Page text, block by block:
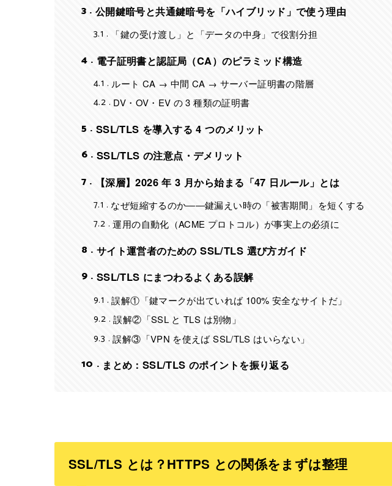
3
公開鍵暗号と共通鍵暗号を「ハイブリッド」で使う理由
3.1
「鍵の受け渡し」と「データの中身」で役割分担
4
電子証明書と認証局（CA）のピラミッド構造
4.1
ルート CA → 中間 CA → サーバー証明書の階層
4.2 DV・OV・EV の 3 種類の証明書
5 SSL/TLS を導入する 4 つのメリット
6 SSL/TLS の注意点・デメリット
7
【深層】2026 年 3 月から始まる「47 日ルール」とは
7.1
なぜ短縮するのか――鍵漏えい時の「被害期間」を短くする
7.2 運用の自動化（ACME プロトコル）が事実上の必須に
8 サイト運営者のための SSL/TLS 選び方ガイド
9
SSL/TLS にまつわるよくある誤解
9.1
誤解①「鍵マークが出ていれば 100% 安全なサイトだ」
9.2 誤解②「SSL と TLS は別物」
9.3 誤解③「VPN を使えば SSL/TLS はいらない」
10 まとめ：SSL/TLS のポイントを振り返る
SSL/TLS とは？HTTPS との関係をまずは整理